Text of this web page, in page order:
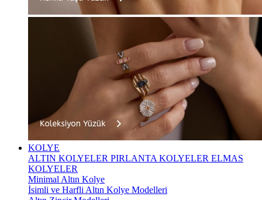
KOLYE
ALTIN KOLYELER PIRLANTA KOLYELER ELMAS
KOLYELER
Minimal Altın Kolye
İsimli ve Harfli Altın Kolye Modelleri